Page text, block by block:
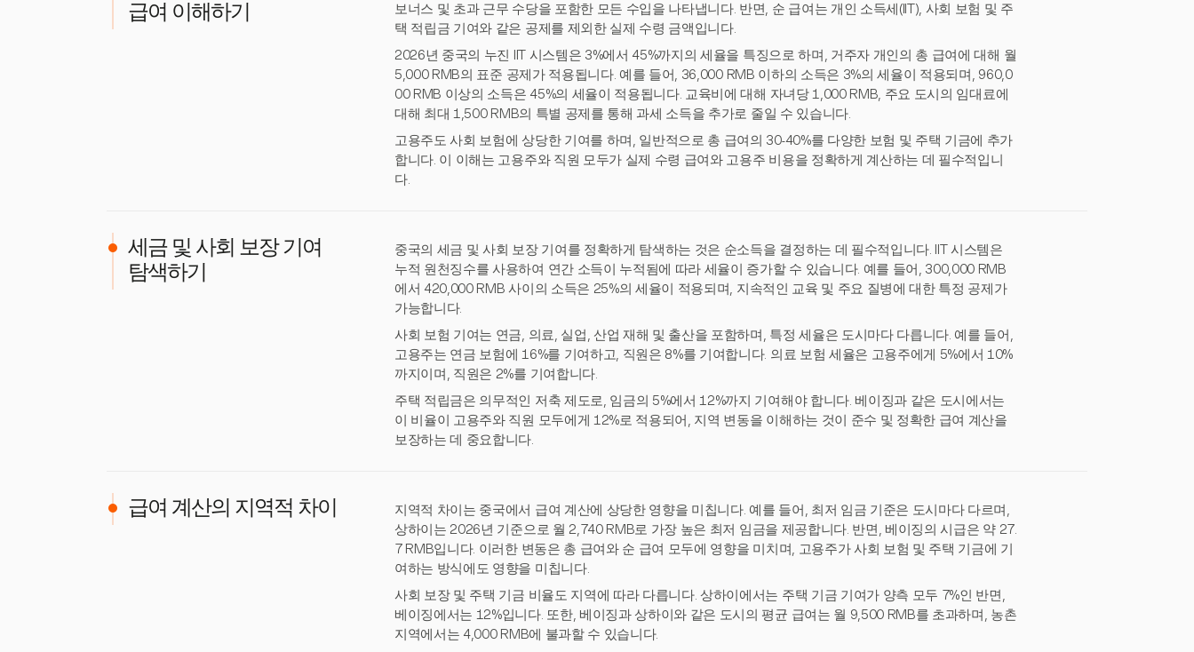
급여 이해하기
보너스 및 초과 근무 수당을 포함한 모든 수입을 나타냅니다. 반면, 순 급여는 개인 소득세(IIT), 사회 보험 및 주
택 적립금 기여와 같은 공제를 제외한 실제 수령 금액입니다.
2026년 중국의 누진 IIT 시스템은 3%에서 45%까지의 세율을 특징으로 하며, 거주자 개인의 총 급여에 대해 월
5,000 RMB의 표준 공제가 적용됩니다. 예를 들어, 36,000 RMB 이하의 소득은 3%의 세율이 적용되며, 960,0
00 RMB 이상의 소득은 45%의 세율이 적용됩니다. 교육비에 대해 자녀당 1,000 RMB, 주요 도시의 임대료에
대해 최대 1,500 RMB의 특별 공제를 통해 과세 소득을 추가로 줄일 수 있습니다.
고용주도 사회 보험에 상당한 기여를 하며, 일반적으로 총 급여의 30-40%를 다양한 보험 및 주택 기금에 추가
합니다. 이 이해는 고용주와 직원 모두가 실제 수령 급여와 고용주 비용을 정확하게 계산하는 데 필수적입니
다.
세금 및 사회 보장 기여
탐색하기
중국의 세금 및 사회 보장 기여를 정확하게 탐색하는 것은 순소득을 결정하는 데 필수적입니다. IIT 시스템은
누적 원천징수를 사용하여 연간 소득이 누적됨에 따라 세율이 증가할 수 있습니다. 예를 들어, 300,000 RMB
에서 420,000 RMB 사이의 소득은 25%의 세율이 적용되며, 지속적인 교육 및 주요 질병에 대한 특정 공제가
가능합니다.
사회 보험 기여는 연금, 의료, 실업, 산업 재해 및 출산을 포함하며, 특정 세율은 도시마다 다릅니다. 예를 들어,
고용주는 연금 보험에 16%를 기여하고, 직원은 8%를 기여합니다. 의료 보험 세율은 고용주에게 5%에서 10%
까지이며, 직원은 2%를 기여합니다.
주택 적립금은 의무적인 저축 제도로, 임금의 5%에서 12%까지 기여해야 합니다. 베이징과 같은 도시에서는
이 비율이 고용주와 직원 모두에게 12%로 적용되어, 지역 변동을 이해하는 것이 준수 및 정확한 급여 계산을
보장하는 데 중요합니다.
급여 계산의 지역적 차이
지역적 차이는 중국에서 급여 계산에 상당한 영향을 미칩니다. 예를 들어, 최저 임금 기준은 도시마다 다르며,
상하이는 2026년 기준으로 월 2,740 RMB로 가장 높은 최저 임금을 제공합니다. 반면, 베이징의 시급은 약 27.
7 RMB입니다. 이러한 변동은 총 급여와 순 급여 모두에 영향을 미치며, 고용주가 사회 보험 및 주택 기금에 기
여하는 방식에도 영향을 미칩니다.
사회 보장 및 주택 기금 비율도 지역에 따라 다릅니다. 상하이에서는 주택 기금 기여가 양측 모두 7%인 반면,
베이징에서는 12%입니다. 또한, 베이징과 상하이와 같은 도시의 평균 급여는 월 9,500 RMB를 초과하며, 농촌
지역에서는 4,000 RMB에 불과할 수 있습니다.